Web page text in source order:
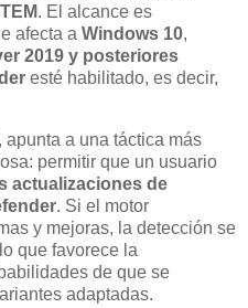
. El alcance es
afecta a Windows 10,
2019 y posteriores
esté habilitado, es decir,
, apunta a una táctica más
permitir que un usuario
actualizaciones de
. Si el motor
y mejoras, la detección se
que favorece la
de que se
adaptadas.